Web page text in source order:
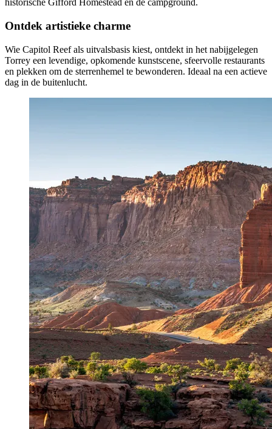
historische Gifford Homestead en de campground.
Ontdek artistieke charme
Wie Capitol Reef als uitvalsbasis kiest, ontdekt in het nabijgelegen
Torrey een levendige, opkomende kunstscene, sfeervolle restaurants
en plekken om de sterrenhemel te bewonderen. Ideaal na een actieve
dag in de buitenlucht.